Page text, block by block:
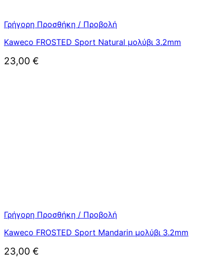
Γρήγορη Προσθήκη / Προβολή
Kaweco FROSTED Sport Natural μολύβι 3.2mm
23,00 €
Γρήγορη Προσθήκη / Προβολή
Kaweco FROSTED Sport Mandarin μολύβι 3.2mm
23,00 €